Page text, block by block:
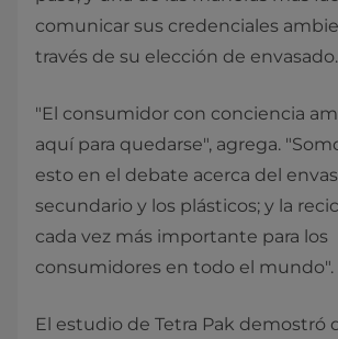
comunicar sus credenciales
través de su elección de envasado.
"El consumidor con conciencia
aquí para quedarse", agrega.
esto en el debate acerca del
secundario y los plásticos; y la
cada vez más importante para los
consumidores en todo el mundo".
El estudio de Tetra Pak demostró